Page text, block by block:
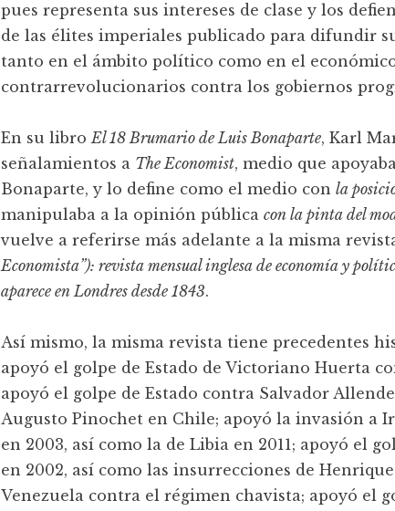
pues representa sus intereses de clase y los
de las élites imperiales publicado para difundir
tanto en el ámbito político como en el
contrarrevolucionarios contra los gobiernos
En su libroEl 18 Brumario de Luis Bonaparte, Karl
señalamientos a The Economist, medio que
Bonaparte, y lo define como el medio conla
manipulaba a la opinión públicacon la pinta del
vuelve a referirse más adelante a la misma
Economista”): revista mensual inglesa de economía y
aparece en Londres desde 1843.
Así mismo, la misma revista tiene precedentes
apoyó el golpe de Estado de Victoriano Huerta
apoyó el golpe de Estado contra Salvador
Augusto Pinochet en Chile; apoyó la invasión a
en 2003, así como la de Libia en 2011; apoyó el
en 2002, así como las insurrecciones de
Venezuela contra el régimen chavista; apoyó el